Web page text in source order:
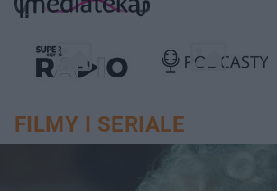
FILMY I SERIALE